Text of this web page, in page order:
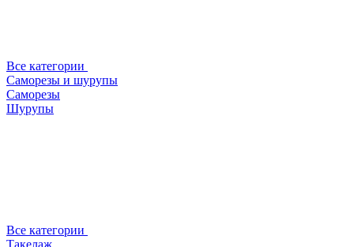
Все категории
Саморезы и шурупы
Саморезы
Шурупы
Все категории
Такелаж